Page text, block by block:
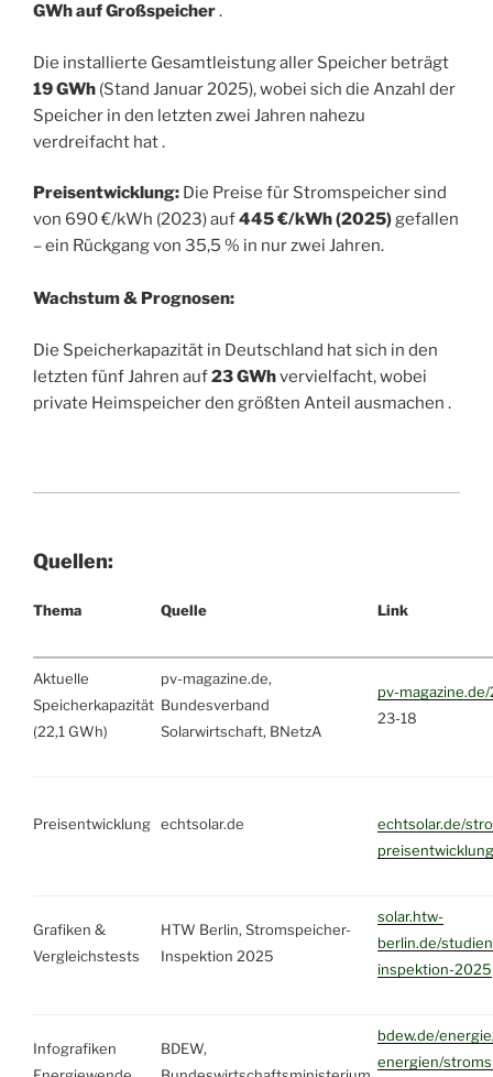
GWh auf Großspeicher.
Die installierte Gesamtleistung aller Speicher beträgt
19 GWh (Stand Januar 2025), wobei sich die Anzahl der
Speicher in den letzten zwei Jahren nahezu
verdreifacht hat .
Preisentwicklung: Die Preise für Stromspeicher sind
von 690 €/kWh (2023) auf445 €/kWh (2025)gefallen
– ein Rückgang von 35,5 % in nur zwei Jahren.
Wachstum & Prognosen:
Die Speicherkapazität in Deutschland hat sich in den
letzten fünf Jahren auf23 GWhvervielfacht, wobei
private Heimspeicher den größten Anteil ausmachen .
Quellen:
Thema Quelle Link
Aktuelle
Speicherkapazität
(22,1 GWh)
pv-magazine.de,
Bundesverband
Solarwirtschaft, BNetzA
pv-
23-18
Preisentwicklung echtsolar.de
echtsolar.de/
preisentwicklung
Grafiken &
Vergleichstests
HTW Berlin, Stromspeicher-
Inspektion 2025
solar.htw-
berlin.de/
inspektion-2025
Infografiken
BDEW,
bdew.de/
energien/